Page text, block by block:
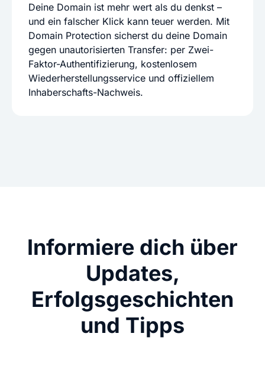
Deine Domain ist mehr wert als du denkst –
und ein falscher Klick kann teuer werden. Mit
Domain Protection sicherst du deine Domain
gegen unautorisierten Transfer: per Zwei-
Faktor-Authentifizierung, kostenlosem
Wiederherstellungsservice und offiziellem
Inhaberschafts-Nachweis.
Informiere dich über
Updates,
Erfolgsgeschichten
und Tipps